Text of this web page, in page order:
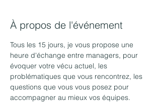
À propos de l'événement
Tous les 15 jours, je vous propose une
heure d'échange entre managers, pour
évoquer votre vécu actuel, les
problématiques que vous rencontrez, les
questions que vous vous posez pour
accompagner au mieux vos équipes.